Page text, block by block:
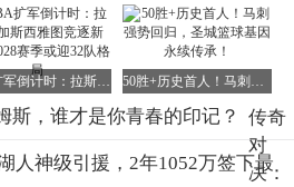
种性格让他成为了最好的团队基
偶尔显得犹豫不决。
印证了这两种性格。
部奉献给了湖人队，从1996年到
辉煌（5次总冠军），也经历了低
），但他始终坚守一人一城的信
NBA扩军倒计时：拉斯维加斯西雅图竞逐新军，2028赛季或迎32队格局 50胜+历史首人！马刺强势回归，圣城篮球基因永续传承！
传奇
对
决：